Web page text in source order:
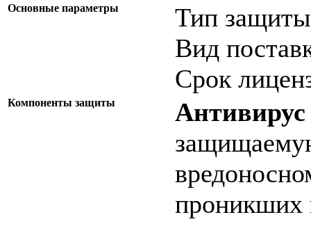
Основные параметры
Тип
Вид
Срок
Компоненты защиты Антивирус
проникших